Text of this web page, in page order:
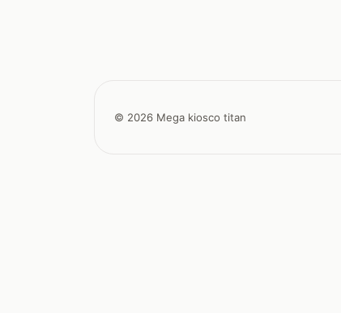
© 2026 Mega kiosco titan